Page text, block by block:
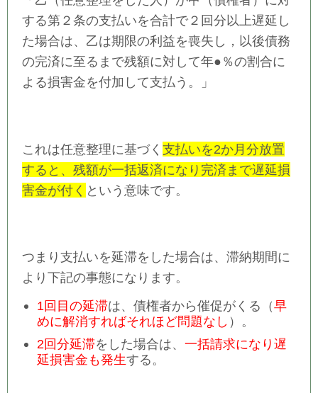
する第２条の支払いを合計で２回分以上遅延し
た場合は、 乙は期限の利益を喪失 し，以後債務
の完済に至るまで残額に対して年●％の割合に
よる損害金を付加 して支払う。」
これは任意整理に基づく 支払いを2か月分放置
すると、残額が一括返済になり完済まで遅延損
害金が付く という意味です。
つまり支払いを延滞をした場合は、滞納期間に
より下記の事態になります。
1回目の延滞は、債権者から催促がくる（早
めに解消すればそれほど問題なし ）。
2回分延滞をした場合は、 一括請求になり遅
延損害金も発生する。